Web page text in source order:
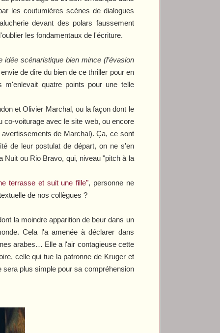
les coutumières scènes de dialogues
devant des polars faussement
les fondamentaux de l'écriture.
scénaristique bien mince (l’évasion
de dire du bien de ce thriller pour en
m'enlevait quatre points pour une telle
et Olivier Marchal, ou la façon dont le
co-voiturage avec le site web, ou encore
de Marchal). Ça, ce sont
de leur postulat de départ, on ne s'en
Nuit ou Rio Bravo, qui, niveau "pitch à la
terrasse et suit une fille", personne ne
de nos collègues ?
la moindre apparition de beur dans un
Cela l'a amenée à déclarer dans
arabes… Elle a l'air contagieuse cette
celle qui tue la patronne de Kruger et
sera plus simple pour sa compréhension